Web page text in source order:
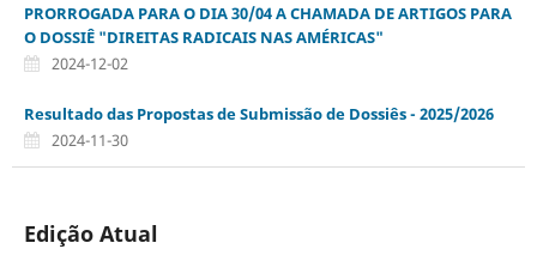
PRORROGADA PARA O DIA 30/04 A CHAMADA DE ARTIGOS PARA
O DOSSIÊ "DIREITAS RADICAIS NAS AMÉRICAS"
2024-12-02
Resultado das Propostas de Submissão de Dossiês - 2025/2026
2024-11-30
Edição Atual